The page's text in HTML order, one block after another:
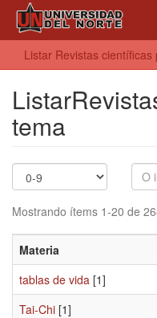
Listar Revistas científicas
tema
Mostrando ítems 1-20 de
Materia
tablas de vida [1]
Tai-Chi [1]